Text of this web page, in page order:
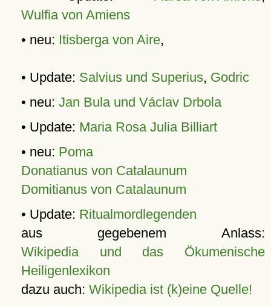
Wulfia von Amiens
• neu: Itisberga von Aire,
• Update: Salvius und Superius, Godric
• neu: Jan Bula und Václav Drbola
• Update: Maria Rosa Julia Billiart
• neu: Poma
Donatianus von Catalaunum
Domitianus von Catalaunum
• Update: Ritualmordlegenden
aus gegebenem Anlass:
Wikipedia und das Ökumenische
Heiligenlexikon
dazu auch: Wikipedia ist (k)eine Quelle!